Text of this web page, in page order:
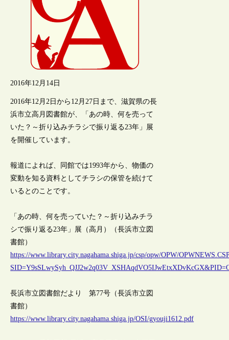
2016年12月14日
2016年12月2日から12月27日まで、滋賀県の長
浜市立高月図書館が、「あの時、何を売って
いた？～折り込みチラシで振り返る23年」展
を開催しています。
報道によれば、同館では1993年から、物価の
変動を知る資料としてチラシの保管を続けて
いるとのことです。
「あの時、何を売っていた？～折り込みチラ
シで振り返る23年」展（高月）（長浜市立図
書館）
https://www.library.city.nagahama.shiga.jp/csp/opw/OPW/
長浜市立図書館だより 第77号（長浜市立図
書館）
https://www.library.city.nagahama.shiga.jp/OSI/gyouji1612.pdf